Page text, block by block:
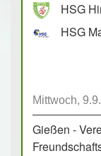
HSG
HSG
Mittwoch,
Gießen -